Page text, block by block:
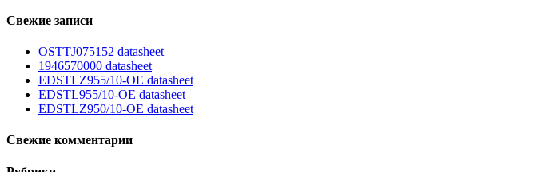
Свежие записи
OSTTJ075152 datasheet
1946570000 datasheet
EDSTLZ955/10-OE datasheet
EDSTL955/10-OE datasheet
EDSTLZ950/10-OE datasheet
Свежие комментарии